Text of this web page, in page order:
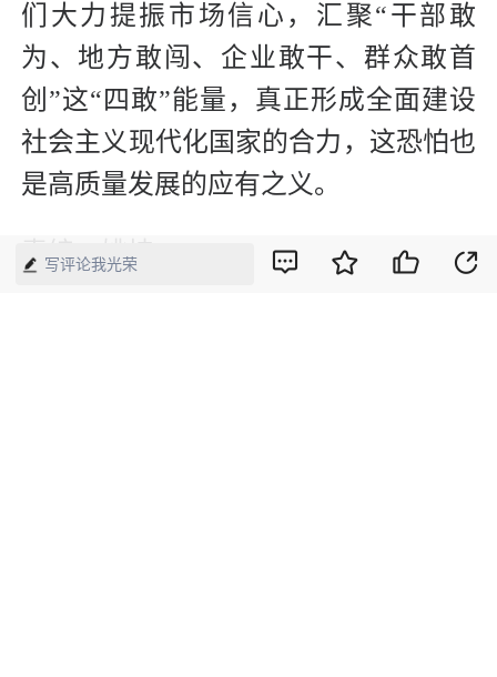
们大力提振市场信心，汇聚“干部敢
为、地方敢闯、企业敢干、群众敢首
创”这“四敢”能量，真正形成全面建设
社会主义现代化国家的合力，这恐怕也
是高质量发展的应有之义。
责编：姚坤
写评论我光荣